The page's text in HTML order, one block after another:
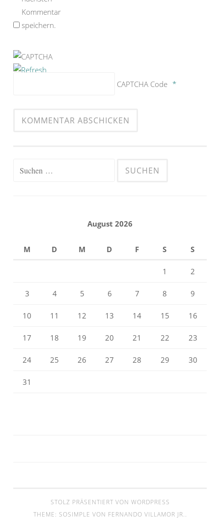
Kommentar
speichern.
CAPTCHA Code *
Suchen
August 2026
M D M D F S S
1 2
3 4 5 6 7 8 9
10 11 12 13 14 15 16
17 18 19 20 21 22 23
24 25 26 27 28 29 30
31
STOLZ PRÄSENTIERT VON WORDPRESS
THEME: SOSIMPLE VON FERNANDO VILLAMOR JR..